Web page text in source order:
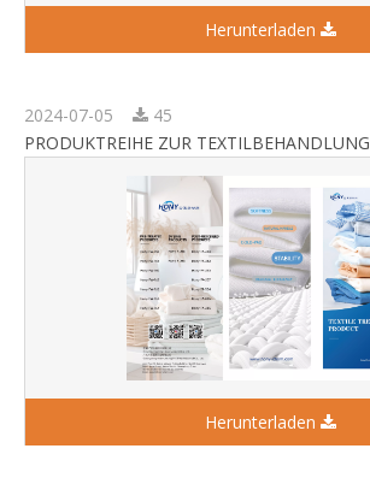
Herunterladen
2024-07-05
45
PRODUKTREIHE ZUR TEXTILBEHANDLUNG
Herunterladen